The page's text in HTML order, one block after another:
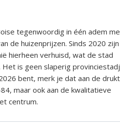
tegenwoordig in één adem
de huizenprijzen. Sinds 2020 zijn
hierheen verhuisd, wat de stad
is geen slaperig
bent, merk je dat aan de
maar ook aan de kwalitatieve
centrum.